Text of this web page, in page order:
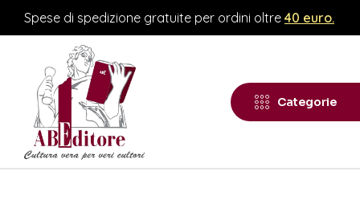
Spese di spedizione gratuite per ordini oltre 40 euro.
Categorie